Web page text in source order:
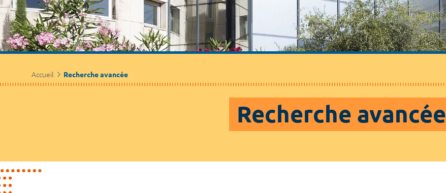
Accueil Recherche avancée
Recherche avancée